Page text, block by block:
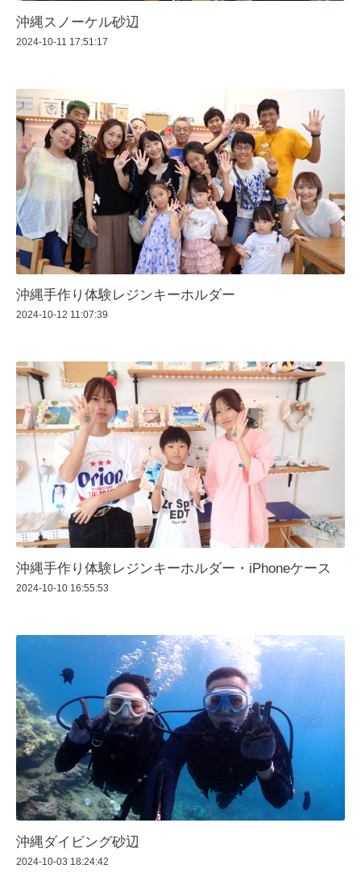
沖縄スノーケル砂辺
2024-10-11 17:51:17
沖縄手作り体験レジンキーホルダー
2024-10-12 11:07:39
沖縄手作り体験レジンキーホルダー・iPhoneケース
2024-10-10 16:55:53
沖縄ダイビング砂辺
2024-10-03 18:24:42